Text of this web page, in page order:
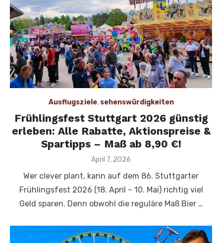
Ausflugsziele, sehenswürdigkeiten
Frühlingsfest Stuttgart 2026 günstig
erleben: Alle Rabatte, Aktionspreise &
Spartipps – Maß ab 8,90 €!
Veröffentlicht
April 7, 2026
Wer clever plant, kann auf dem 86. Stuttgarter
Frühlingsfest 2026 (18. April – 10. Mai) richtig viel
Geld sparen. Denn obwohl die reguläre Maß Bier …